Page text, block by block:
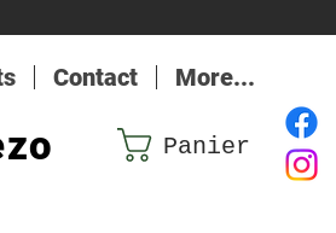
Contact More...
Panier